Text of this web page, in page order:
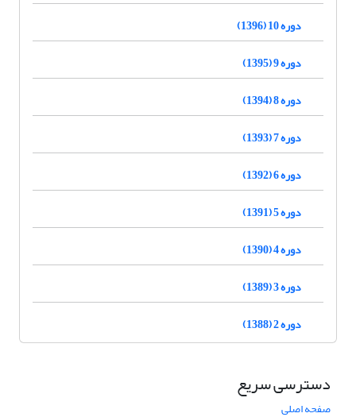
دوره 10 (1396)
دوره 9 (1395)
دوره 8 (1394)
دوره 7 (1393)
دوره 6 (1392)
دوره 5 (1391)
دوره 4 (1390)
دوره 3 (1389)
دوره 2 (1388)
دسترسی سریع
صفحه اصلی